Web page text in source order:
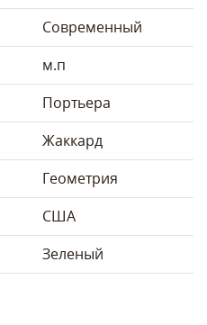
Современный
м.п
Портьера
Жаккард
Геометрия
США
Зеленый